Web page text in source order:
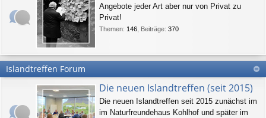
Angebote jeder Art aber nur von Privat zu
Privat!
Themen: 146 Beiträge: 370
Islandtreffen Forum
Die neuen Islandtreffen (seit 2015)
Die neuen Islandtreffen seit 2015 zunächst im
im Naturfreundehaus Kohlhof und später im